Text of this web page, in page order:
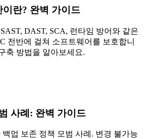
란? 완벽 가이드
DAST, SCA, 런타임 방어와 같은
전반에 걸쳐 소프트웨어를 보호합니
축 방법을 알아보세요.
사례: 완벽 가이드
업 보존 정책 모범 사례. 변경 불가능